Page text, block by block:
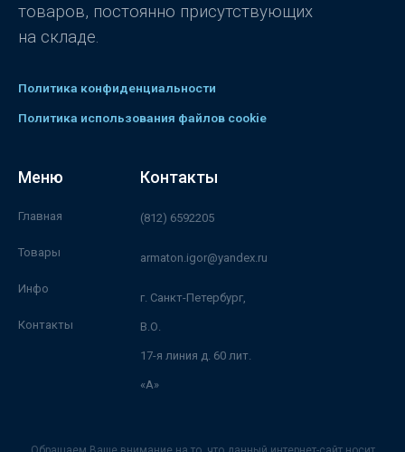
товаров, постоянно присутствующих
на складе.
Политика конфиденциальности
Политика использования файлов cookie
Меню
Главная
Товары
Инфо
Контакты
Контакты
(812) 6592205
armaton.igor@yandex.ru
г. Санкт-Петербург,
В.О.
17-я линия д. 60 лит.
«А»